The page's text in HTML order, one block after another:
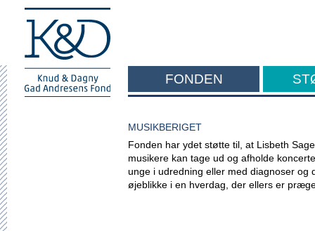
FONDEN
MUSIKBERIGET
Fonden har ydet støtte til, at Lisbeth
musikere kan tage ud og afholde
unge i udredning eller med diagnoser og
øjeblikke i en hverdag, der ellers er